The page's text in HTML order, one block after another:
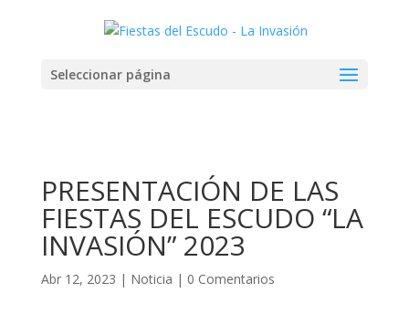
Seleccionar página
PRESENTACIÓN DE LAS
FIESTAS DEL ESCUDO “LA
INVASIÓN” 2023
Abr 12, 2023 | Noticia | 0 Comentarios